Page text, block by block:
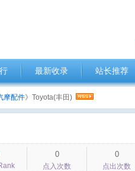
最新收录 站长推荐
摩配件》Toyota(丰田)
0
点入次数
0
点出次数